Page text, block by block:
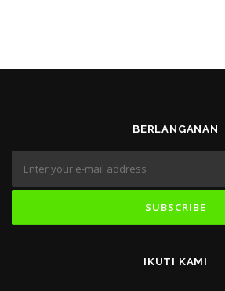
BERLANGANAN
IKUTI KAMI